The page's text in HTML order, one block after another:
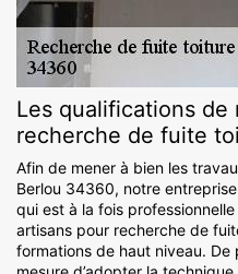
Les qualifications de
recherche de fuite
Afin de mener à bien les
Berlou 34360, notre
qui est à la fois
artisans pour recherche de
formations de haut niveau. De